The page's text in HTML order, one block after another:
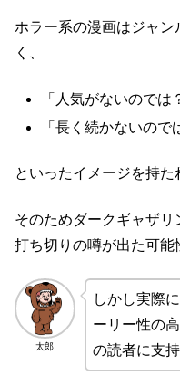
ホラー系の漫画はジャ
く、
「人気がないのでは
「長く続かないので
といったイメージを持た
そのためダークギャザリ
打ち切りの噂が出た可能
太郎
しかし実際
ーリー性の
の読者に支